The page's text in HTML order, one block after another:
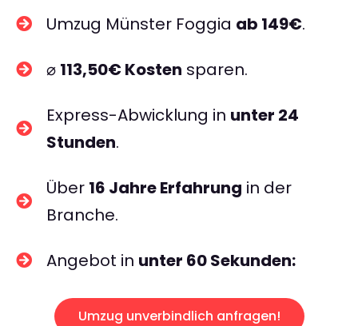
Umzug Münster Foggia ab 149€.
⌀ 113,50€ Kosten sparen.
Express-Abwicklung in unter 24
Stunden.
Über 16 Jahre Erfahrung in der
Branche.
Angebot in unter 60 Sekunden:
Umzug unverbindlich anfragen!